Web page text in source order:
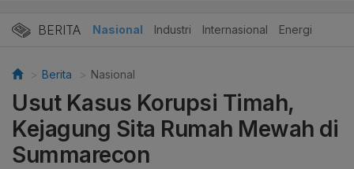
BERITA Nasional Industri Internasional Energi
Berita Nasional
Usut Kasus Korupsi Timah,
Kejagung Sita Rumah Mewah di
Summarecon